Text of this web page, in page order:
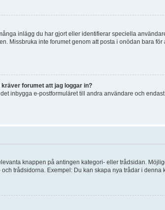
inlägg du har gjort eller identifierar speciella
Missbruka inte forumet genom att posta i onödan bara
forumet att jag loggar in?
inbygga e-postformuläret till andra användare och
knappen på antingen kategori- eller trådsidan.
trådsidorna. Exempel: Du kan skapa nya trådar i